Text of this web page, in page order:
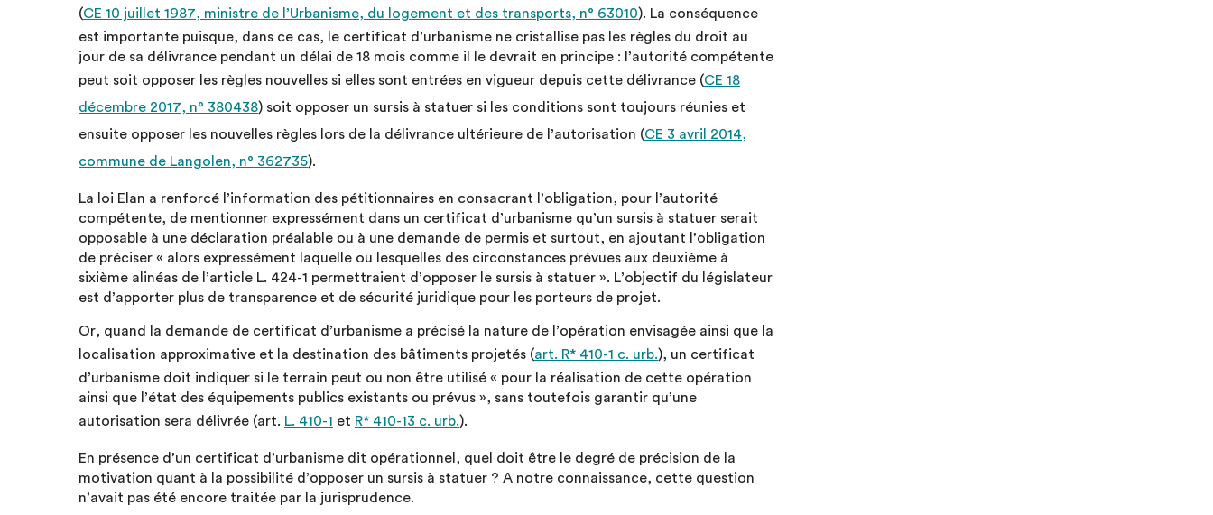
(CE 10 juillet 1987, ministre de l’Urbanisme, du logement et des transports, n° 63010). La conséquence
est importante puisque, dans ce cas, le certificat d’urbanisme ne cristallise pas les règles du droit au
jour de sa délivrance pendant un délai de 18 mois comme il le devrait en principe : l’autorité compétente
peut soit opposer les règles nouvelles si elles sont entrées en vigueur depuis cette délivrance (CE 18
décembre 2017, n° 380438) soit opposer un sursis à statuer si les conditions sont toujours réunies et
ensuite opposer les nouvelles règles lors de la délivrance ultérieure de l’autorisation (CE 3 avril 2014,
commune de Langolen, n° 362735).
La loi Elan a renforcé l’information des pétitionnaires en consacrant l’obligation, pour l’autorité
compétente, de mentionner expressément dans un certificat d’urbanisme qu’un sursis à statuer serait
opposable à une déclaration préalable ou à une demande de permis et surtout, en ajoutant l’obligation
de préciser « alors expressément laquelle ou lesquelles des circonstances prévues aux deuxième à
sixième alinéas de l’article L. 424-1 permettraient d’opposer le sursis à statuer ». L’objectif du législateur
est d’apporter plus de transparence et de sécurité juridique pour les porteurs de projet.
Or, quand la demande de certificat d’urbanisme a précisé la nature de l’opération envisagée ainsi que la
localisation approximative et la destination des bâtiments projetés (art. R* 410-1 c. urb.), un certificat
d’urbanisme doit indiquer si le terrain peut ou non être utilisé « pour la réalisation de cette opération
ainsi que l’état des équipements publics existants ou prévus », sans toutefois garantir qu’une
autorisation sera délivrée (art. L. 410-1 et R* 410-13 c. urb.).
En présence d’un certificat d’urbanisme dit opérationnel, quel doit être le degré de précision de la
motivation quant à la possibilité d’opposer un sursis à statuer ? A notre connaissance, cette question
n’avait pas été encore traitée par la jurisprudence.